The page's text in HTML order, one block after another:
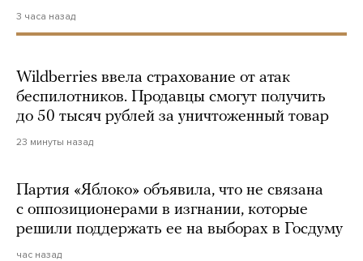
3 часа назад
Wildberries ввела страхование от атак
беспилотников. Продавцы смогут получить
до 50 тысяч рублей за уничтоженный товар
23 минуты назад
Партия «Яблоко» объявила, что не связана
с оппозиционерами в изгнании, которые
решили поддержать ее на выборах в Госдуму
час назад